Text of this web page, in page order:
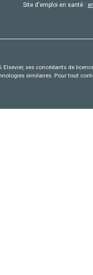
Site d'emploi en santé :
ses concédants de
similaires. Pour tout